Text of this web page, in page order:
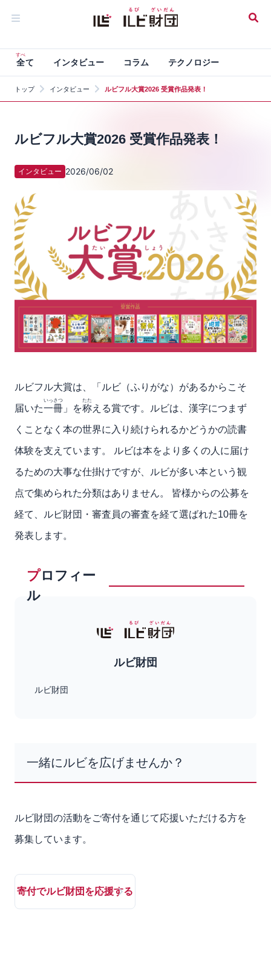
全
すべ
て インタビュー コラム テクノロジー
トップ インタビュー ルビフル大賞2026 受賞作品発表！
ルビフル大賞2026 受賞作品発表！
インタビュー 2026/06/02
ルビフル大賞は、「ルビ（ふりがな）があるからこそ
届いた一冊
いっさつ
」を称
たた
える賞です。ルビは、漢字につまず
くことなく本の世界に入り続けられるかどうかの読書
体験を支えています。 ルビは本をより多くの人に届け
るための大事な仕掛けですが、ルビが多い本という観
点で集められた分類はありません。 皆様からの公募を
経て、ルビ財団・審査員の審査を経て選ばれた10冊を
発表します。
プロフィー
ル
ルビ財団
ルビ財団
一緒にルビを広げませんか？
ルビ財団の活動をご寄付を通じて応援いただける方を
募集しています。
寄付でルビ財団を応援する